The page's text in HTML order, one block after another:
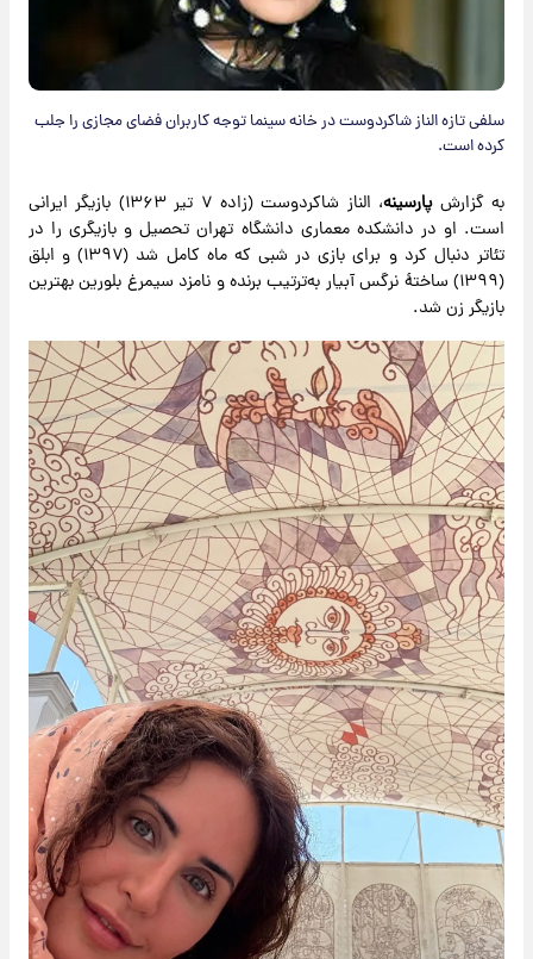
سلفی تازه الناز شاکردوست در خانه سینما توجه کاربران فضای مجازی را جلب
کرده است.
به گزارشپارسینه
، الناز شاکردوست (زاده ۷ تیر ۱۳۶۳) بازیگر ایرانی
است. او در دانشکده معماری دانشگاه تهران تحصیل و بازیگری را در
تئاتر دنبال کرد و برای بازی در شبی که ماه کامل شد (۱۳۹۷) و ابلق
(۱۳۹۹) ساختهٔ نرگس آبیار به‌ترتیب برنده و نامزد سیمرغ بلورین بهترین
بازیگر زن شد.